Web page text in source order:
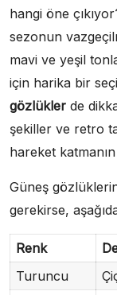
hangi öne
sezonun
mavi ve yeşil
için harika bir
gözlükler de
şekiller ve retro
hareket
Güneş
gerekirse,
Renk
Turuncu